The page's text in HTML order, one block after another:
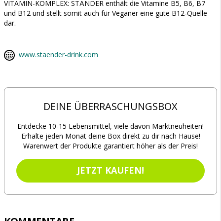
VITAMIN-KOMPLEX: STÄNDER enthält die Vitamine B5, B6, B7
und B12 und stellt somit auch für Veganer eine gute B12-Quelle
dar.
www.staender-drink.com
DEINE ÜBERRASCHUNGSBOX
Entdecke 10-15 Lebensmittel, viele davon Marktneuheiten!
Erhalte jeden Monat deine Box direkt zu dir nach Hause!
Warenwert der Produkte garantiert höher als der Preis!
JETZT KAUFEN!